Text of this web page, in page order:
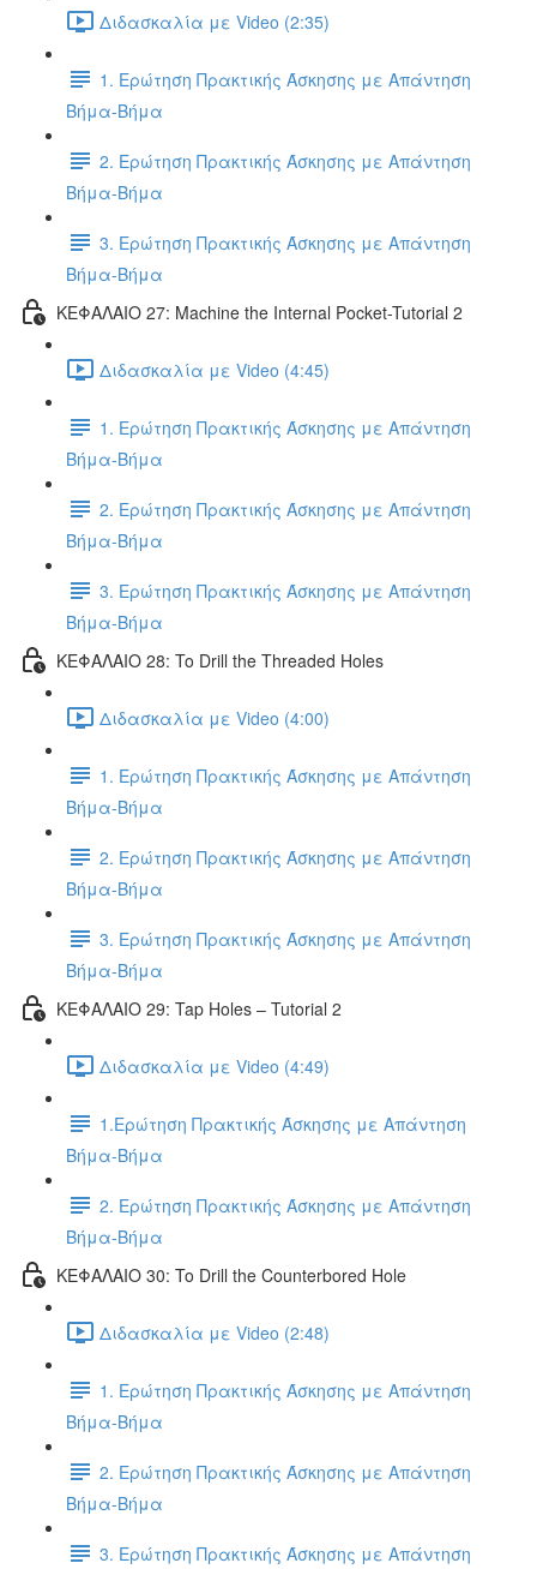
Διδασκαλία με Video (2:35)
1. Ερώτηση Πρακτικής Άσκησης με Απάντηση
Βήμα-Βήμα
2. Ερώτηση Πρακτικής Άσκησης με Απάντηση
Βήμα-Βήμα
3. Ερώτηση Πρακτικής Άσκησης με Απάντηση
Βήμα-Βήμα
ΚΕΦΑΛΑΙΟ 27: Machine the Internal Pocket-Tutorial 2
Διδασκαλία με Video (4:45)
1. Ερώτηση Πρακτικής Άσκησης με Απάντηση
Βήμα-Βήμα
2. Ερώτηση Πρακτικής Άσκησης με Απάντηση
Βήμα-Βήμα
3. Ερώτηση Πρακτικής Άσκησης με Απάντηση
Βήμα-Βήμα
ΚΕΦΑΛΑΙΟ 28: To Drill the Threaded Holes
Διδασκαλία με Video (4:00)
1. Ερώτηση Πρακτικής Άσκησης με Απάντηση
Βήμα-Βήμα
2. Ερώτηση Πρακτικής Άσκησης με Απάντηση
Βήμα-Βήμα
3. Ερώτηση Πρακτικής Άσκησης με Απάντηση
Βήμα-Βήμα
ΚΕΦΑΛΑΙΟ 29: Tap Holes – Tutorial 2
Διδασκαλία με Video (4:49)
1.Ερώτηση Πρακτικής Άσκησης με Απάντηση
Βήμα-Βήμα
2. Ερώτηση Πρακτικής Άσκησης με Απάντηση
Βήμα-Βήμα
ΚΕΦΑΛΑΙΟ 30: To Drill the Counterbored Hole
Διδασκαλία με Video (2:48)
1. Ερώτηση Πρακτικής Άσκησης με Απάντηση
Βήμα-Βήμα
2. Ερώτηση Πρακτικής Άσκησης με Απάντηση
Βήμα-Βήμα
3. Ερώτηση Πρακτικής Άσκησης με Απάντηση